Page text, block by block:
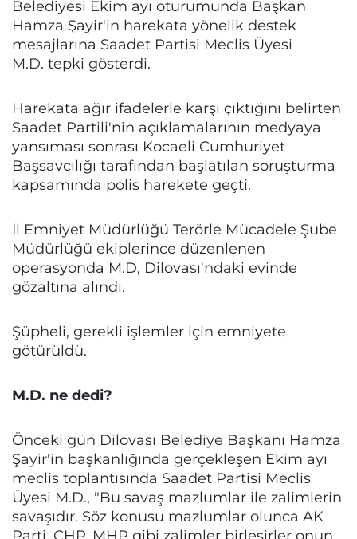
Belediyesi Ekim ayı oturumunda Başkan
Hamza Şayir'in harekata yönelik destek
mesajlarına Saadet Partisi Meclis Üyesi
M.D. tepki gösterdi.
Harekata ağır ifadelerle karşı çıktığını belirten
Saadet Partili'nin açıklamalarının medyaya
yansıması sonrası Kocaeli Cumhuriyet
Başsavcılığı tarafından başlatılan soruşturma
kapsamında polis harekete geçti.
İl Emniyet Müdürlüğü Terörle Mücadele Şube
Müdürlüğü ekiplerince düzenlenen
operasyonda M.D, Dilovası'ndaki evinde
gözaltına alındı.
Şüpheli, gerekli işlemler için emniyete
götürüldü.
M.D. ne dedi?
Önceki gün Dilovası Belediye Başkanı Hamza
Şayir'in başkanlığında gerçekleşen Ekim ayı
meclis toplantısında Saadet Partisi Meclis
Üyesi M.D., "Bu savaş mazlumlar ile zalimlerin
savaşıdır. Söz konusu mazlumlar olunca AK
Parti, CHP, MHP gibi zalimler birleşirler onun